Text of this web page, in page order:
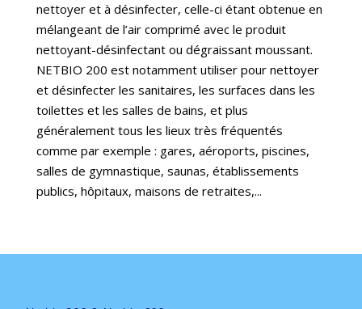
nettoyer et à désinfecter, celle-ci étant obtenue en
mélangeant de l’air comprimé avec le produit
nettoyant-désinfectant ou dégraissant moussant.
NETBIO 200 est notamment utiliser pour nettoyer
et désinfecter les sanitaires, les surfaces dans les
toilettes et les salles de bains, et plus
généralement tous les lieux très fréquentés
comme par exemple : gares, aéroports, piscines,
salles de gymnastique, saunas, établissements
publics, hôpitaux, maisons de retraites,...